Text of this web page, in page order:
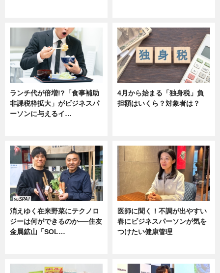
ランチ代が倍増!?「食事補助
非課税枠拡大」がビジネスパ
ーソンに与えるイ…
4月から始まる「独身税」負
担額はいくら？対象者は？
消えゆく在来野菜にテクノロ
ジーは何ができるのか──住友
金属鉱山「SOL…
医師に聞く！不調が出やすい
春にビジネスパーソンが気を
つけたい健康管理